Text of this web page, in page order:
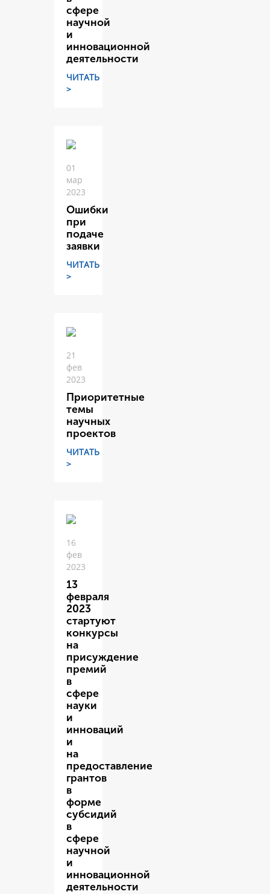
сфере
научной
и
инновационной
деятельности
ЧИТАТЬ
>
01
мар
2023
Ошибки
при
подаче
заявки
ЧИТАТЬ
>
21
фев
2023
Приоритетные
темы
научных
проектов
ЧИТАТЬ
>
16
фев
2023
13
февраля
2023
стартуют
конкурсы
на
присуждение
премий
в
сфере
науки
и
инноваций
и
на
предоставление
грантов
в
форме
субсидий
в
сфере
научной
и
инновационной
деятельности